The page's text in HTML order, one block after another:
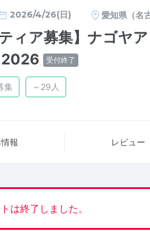
2026/4/26(日) 愛知県（名
ティア募集】ナゴヤ
受付終了
集 ～29人
報 レビュー
は終了しました。